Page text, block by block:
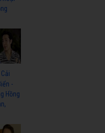
-
Hồng